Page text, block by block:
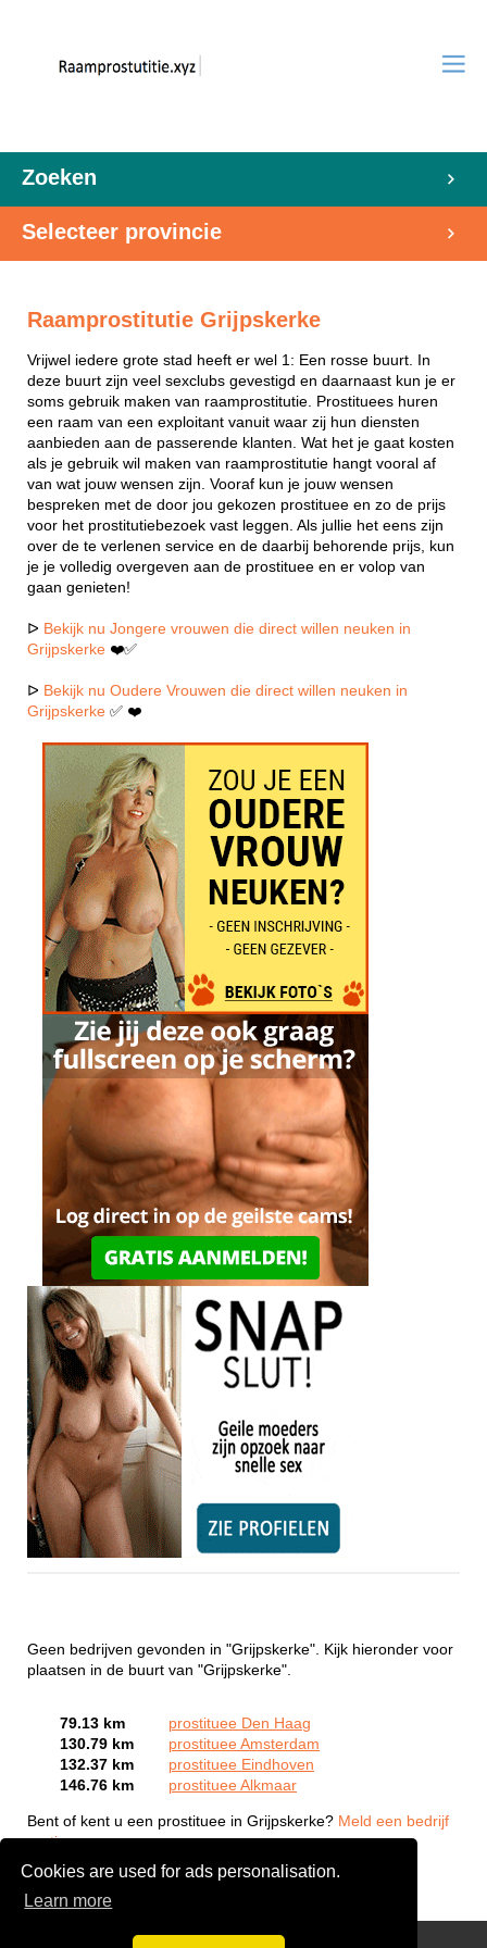
Cookies are used for ads personalisation.
Learn more
Zoeken
Selecteer provincie
Raamprostitutie Grijpskerke
Vrijwel iedere grote stad heeft er wel 1: Een rosse buurt. In
deze buurt zijn veel sexclubs gevestigd en daarnaast kun je er
soms gebruik maken van raamprostitutie. Prostituees huren
een raam van een exploitant vanuit waar zij hun diensten
aanbieden aan de passerende klanten. Wat het je gaat kosten
als je gebruik wil maken van raamprostitutie hangt vooral af
van wat jouw wensen zijn. Vooraf kun je jouw wensen
bespreken met de door jou gekozen prostituee en zo de prijs
voor het prostitutiebezoek vast leggen. Als jullie het eens zijn
over de te verlenen service en de daarbij behorende prijs, kun
je je volledig overgeven aan de prostituee en er volop van
gaan genieten!
ᐅ Bekijk nu Jongere vrouwen die direct willen neuken in
Grijpskerke ❤️✅
ᐅ Bekijk nu Oudere Vrouwen die direct willen neuken in
Grijpskerke ✅ ❤️
Geen bedrijven gevonden in "Grijpskerke". Kijk hieronder voor
plaatsen in de buurt van "Grijpskerke".
79.13 km
prostituee Den Haag
130.79 km
prostituee Amsterdam
132.37 km
prostituee Eindhoven
146.76 km
prostituee Alkmaar
Bent of kent u een prostituee in Grijpskerke? Meld een bedrijf
gratis aan